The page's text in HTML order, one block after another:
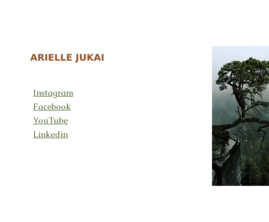
Instagram
Facebook
YouTube
Linkedin